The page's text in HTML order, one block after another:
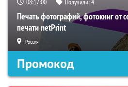
08:16:59 Получили:4
Печать фотографий, фотокниг от
печати netPrint
Россия
Промокод